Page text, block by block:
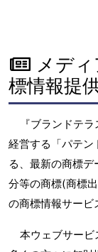
メデ
標情報提
『ブランドテ
経営する「パテン
る、最新の商標
分等の商標(商標
の商標情報サービ
本ウェブサービ